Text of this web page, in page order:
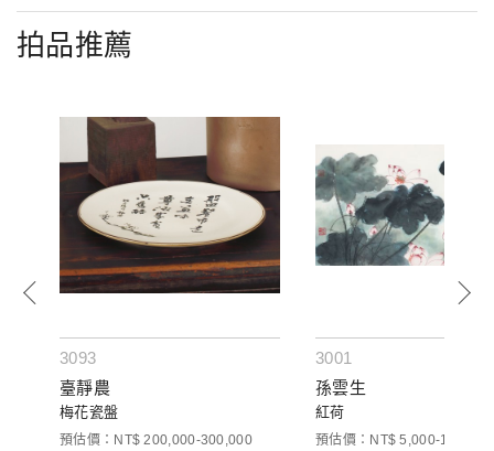
拍品推薦
3093
臺靜農
梅花瓷盤
預估價：NT$ 200,000-300,000
3001
孫雲生
紅荷
預估價：NT$ 5,000-10,000